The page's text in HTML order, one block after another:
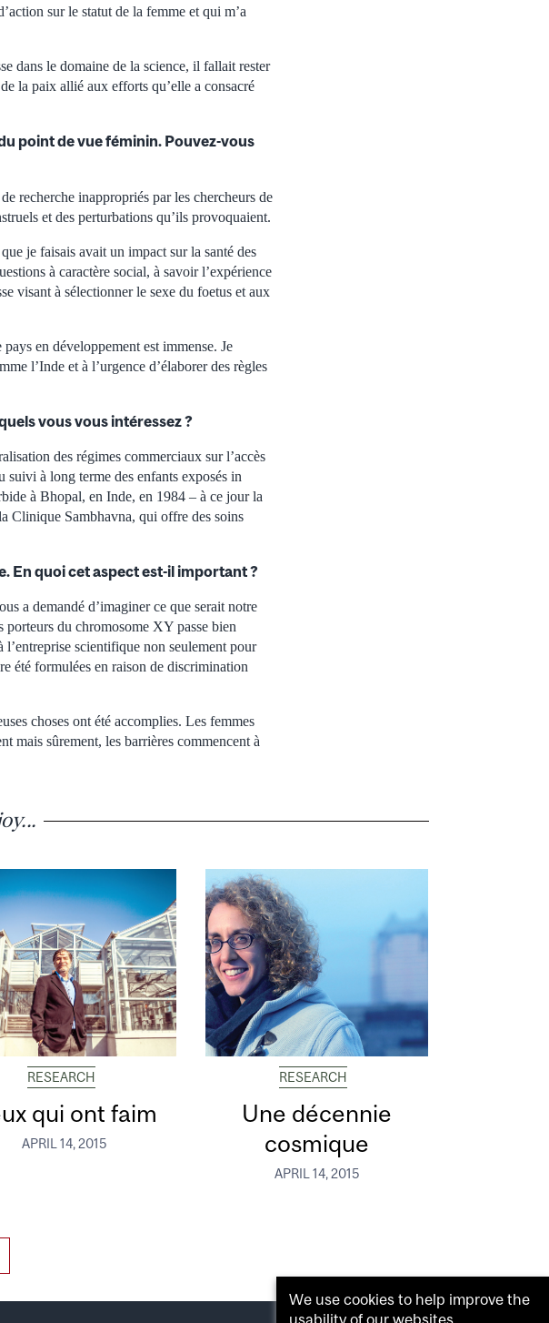
sur le statut de la femme et qui m’a
dans le domaine de la science, il fallait rester
la paix allié aux efforts qu’elle a consacré
point de vue féminin. Pouvez-vous
recherche inappropriés par les chercheurs de
et des perturbations qu’ils provoquaient.
je faisais avait un impact sur la santé des
à caractère social, à savoir l’expérience
visant à sélectionner le sexe du foetus et aux
en développement est immense. Je
l’Inde et à l’urgence d’élaborer des règles
vous vous intéressez ?
des régimes commerciaux sur l’accès
suivi à long terme des enfants exposés in
à Bhopal, en Inde, en 1984 – à ce jour la
Clinique Sambhavna, qui offre des soins
En quoi cet aspect est-il important ?
a demandé d’imaginer ce que serait notre
du chromosome XY passe bien
scientifique non seulement pour
été formulées en raison de discrimination
choses ont été accomplies. Les femmes
mais sûrement, les barrières commencent à
RESEARCH
qui ont faim
APRIL 14, 2015
RESEARCH
Une décennie
cosmique
APRIL 14, 2015
We use cookies to help improve the
usability of our websites.